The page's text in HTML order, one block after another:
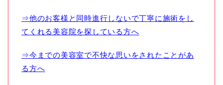
⇒他のお客様と同時進行しないで丁寧に施術をし
てくれる美容院を探している方へ
⇒今までの美容室で不快な思いをされたことがあ
る方へ